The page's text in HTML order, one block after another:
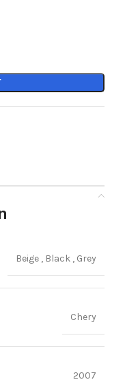
Beige , Black , Grey
Chery
2007